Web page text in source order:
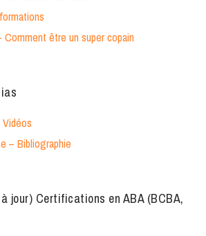
être un super copain
– Bibliographie
jour) Certifications en ABA (BCBA,